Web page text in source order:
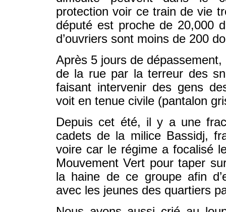
protection voir ce train de vie
député est proche de 20,000
d’ouvriers sont moins de 200
Après 5 jours de
de la rue par la terreur des
faisant intervenir des gens
voit en tenue civile (pantalon
Depuis cet été, il y a une
cadets de la milice Bassidj,
voire car le régime a focalisé
Mouvement Vert pour taper
la haine de ce groupe afin
avec les jeunes des quartiers